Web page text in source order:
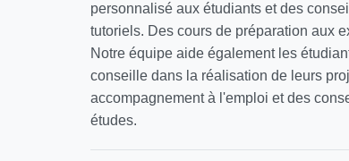
personnalisé aux étudiants et des
tutoriels. Des cours de préparation aux
Notre équipe aide également les
conseille dans la réalisation de leurs
accompagnement à l'emploi et des
études.